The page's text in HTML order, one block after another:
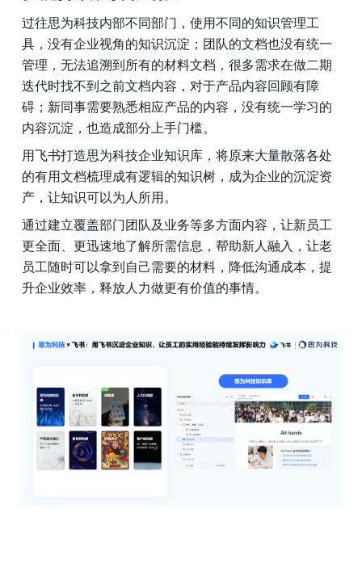
过往思为科技内部不同部门，使用不同的知识管理工
具，没有企业视角的知识沉淀；团队的文档也没有统一
管理，无法追溯到所有的材料文档，很多需求在做二期
迭代时找不到之前文档内容，对于产品内容回顾有障
碍；新同事需要熟悉相应产品的内容，没有统一学习的
内容沉淀，也造成部分上手门槛。
用飞书打造思为科技企业知识库，将原来大量散落各处
的有用文档梳理成有逻辑的知识树，成为企业的沉淀资
产，让知识可以为人所用。
通过建立覆盖部门团队及业务等多方面内容，让新员工
更全面、更迅速地了解所需信息，帮助新人融入，让老
员工随时可以拿到自己需要的材料，降低沟通成本，提
升企业效率，释放人力做更有价值的事情。